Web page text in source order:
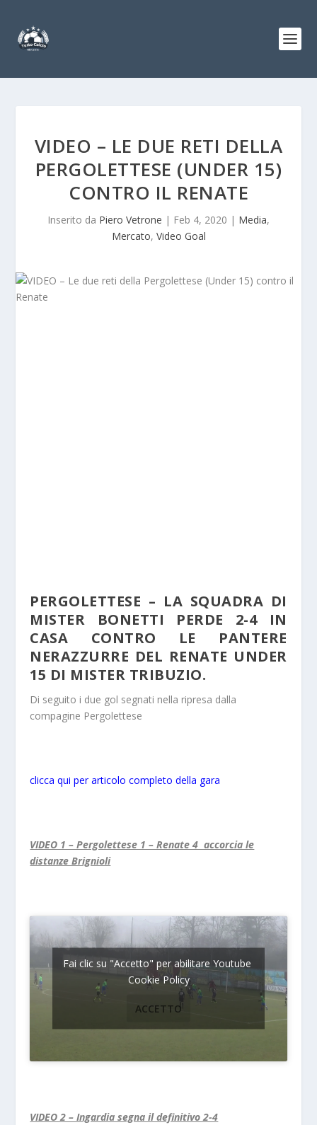
VIDEO – LE DUE RETI DELLA
PERGOLETTESE (UNDER 15)
CONTRO IL RENATE
Inserito da Piero Vetrone | Feb 4, 2020 | Media,
Mercato, Video Goal
PERGOLETTESE – LA SQUADRA DI
MISTER BONETTI PERDE 2-4 IN
CASA CONTRO LE PANTERE
NERAZZURRE DEL RENATE UNDER
15 DI MISTER TRIBUZIO.
Di seguito i due gol segnati nella ripresa dalla
compagine Pergolettese
clicca qui per articolo completo della gara
VIDEO 1 – Pergolettese 1 – Renate 4 accorcia le
distanze Brignioli
Fai clic su "Accetto" per abilitare Youtube
Cookie Policy
ACCETTO
VIDEO 2 – Ingardia segna il definitivo 2-4